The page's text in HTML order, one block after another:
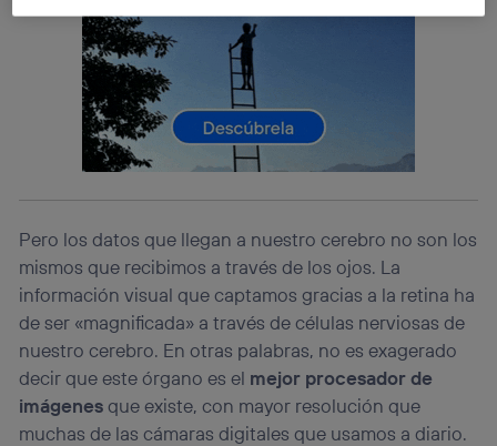
Pero los datos que llegan a nuestro cerebro no son los
mismos que recibimos a través de los ojos. La
información visual que captamos gracias a la retina ha
de ser «magnificada» a través de células nerviosas de
nuestro cerebro. En otras palabras, no es exagerado
decir que este órgano es el mejor procesador de
imágenesque existe, con mayor resolución que
muchas de las cámaras digitales que usamos a diario.
La tecnología Utiq está diseñada con la privacidad como
prioridad ofreciéndote elección y control.
La tecnología utiliza un identificador cifrado creado por tu
operadora de telefonía, utilizando tu dirección IP y otra
información de la cuenta de cliente de
telecomunicaciones vinculada a la conexión que utilizas
(p. ej., número de teléfono móvil).
Este identificador se asigna a la conexión de internet, por
consienta el uso de la tecnología recibirá el mismo
identificador. Típicamente:
Si utilizas unaconexión de banda ancha(p. ej., Wi-Fi),
el marketing o análisis se realizará en función de las
actividades de navegación de los miembros del hogar
que hayan dado su consentimiento.
Si utilizasdatos móviles, el marketing será más
personalizado, ya que se basará únicamente en la
navegación del usuario del móvil.